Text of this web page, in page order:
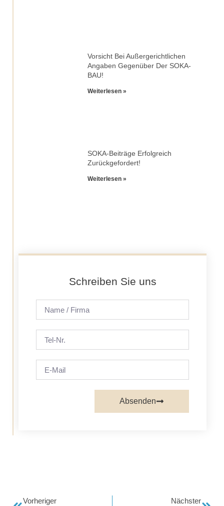
Vorsicht Bei Außergerichtlichen
Angaben Gegenüber Der SOKA-
BAU!
Weiterlesen »
SOKA-Beiträge Erfolgreich
Zurückgefordert!
Weiterlesen »
Schreiben Sie uns
Absenden
Vorheriger Nächster